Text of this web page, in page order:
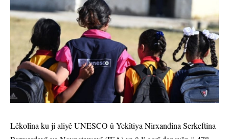
Lêkolîna ku ji aliyê UNESCO û Yekîtiya Nirxandina Serkeftina